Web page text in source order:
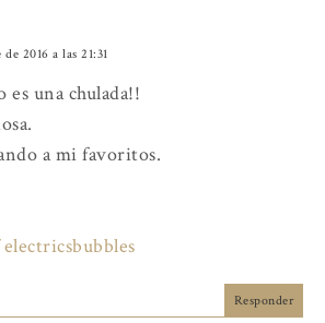
2016 a las 21:31
es una chulada!!
a mi favoritos.
electricsbubbles
Responder